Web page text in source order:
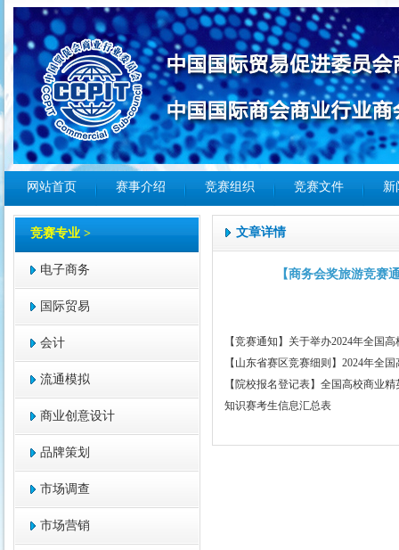
网站首页 赛事介绍 竞赛组织 竞赛文件 新
竞赛专业 >
电子商务
国际贸易
会计
流通模拟
商业创意设计
品牌策划
市场调查
市场营销
文章详情
【商务会奖旅游竞赛
【竞赛通知】关于举办2024年全国
【山东省赛区竞赛细则】2024年全
【院校报名登记表】全国高校商业
知识赛考生信息汇总表